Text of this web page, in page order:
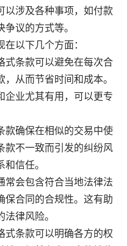
以涉及各种事项，如付款
议的方式等。
以下几个方面：
条款可以避免在每次合
从而节省时间和成本。
企业尤其有用，可以更专
确保在相似的交易中使
款不一致而引发的纠纷风
信任。
会包含符合当地法律法
保合同的合规性。这有助
律风险。
条款可以明确各方的权